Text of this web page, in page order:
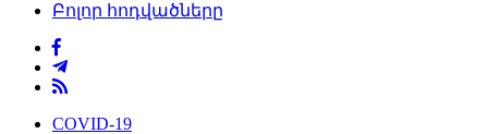
Բոլոր հոդվածները
COVID-19